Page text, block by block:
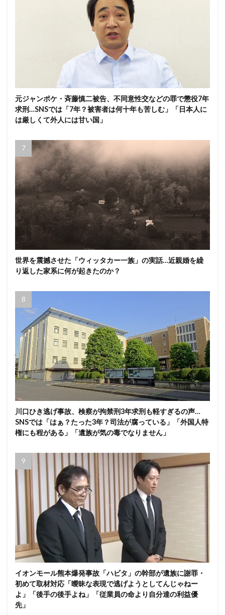
元ジャンポケ・斉藤慎二被告、不同意性交などの罪で懲役7年
求刑…SNSでは「7年？被害者は何十年も苦しむ」「日本人に
は厳しくて外人には甘い国」
世界を震撼させた「ウィッタカー一族」の実話…近親婚を繰
り返した家系に何が起きたのか？
川口ひき逃げ事故、検察が拘禁刑3年求刑も軽すぎるの声…
SNSでは「はぁ？たった3年？司法が腐っている」「外国人特
権にも程がある」「遺族が気の毒でなりません」
イオンモール熊本爆発事故「ハビタ」の幹部が遺族に謝罪・
初めて取材対応「曖昧な表現で逃げようとしてんじゃねー
よ」「後手の後手よね」「従業員の命より自分達の利益優
先」